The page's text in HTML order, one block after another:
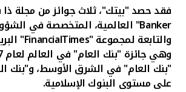
فقد حصد "بيتك"، ثلاث جوائز من مجلة ذا
Banker" العالمية، المتخصصة في
والتابعة لمجموعة "FinancialTimes
"
"بنك العام" في الشرق الأوسط، و"بنك
على مستوى البنوك الإسلامية.